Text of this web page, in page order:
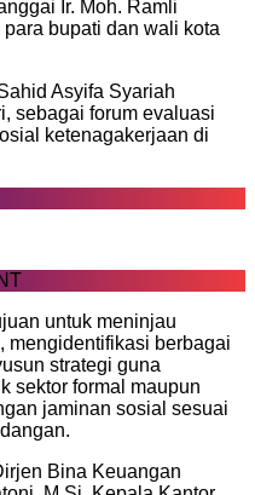
Ir. Moh. Ramli
bupati dan wali kota
Asyifa Syariah
sebagai forum evaluasi
ketenagakerjaan di
untuk meninjau
mengidentifikasi berbagai
strategi guna
sektor formal maupun
jaminan sosial sesuai
Bina Keuangan